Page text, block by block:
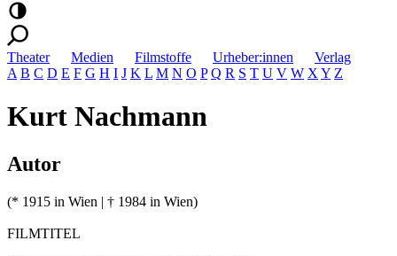
Theater Medien Filmstoffe Urheber:innen
Verlag
A B C D E F G H I J K L M N O P Q R S T U V W X Y Z
Kurt Nachmann
Autor
(* 1915 in Wien | † 1984 in Wien)
FILMTITEL